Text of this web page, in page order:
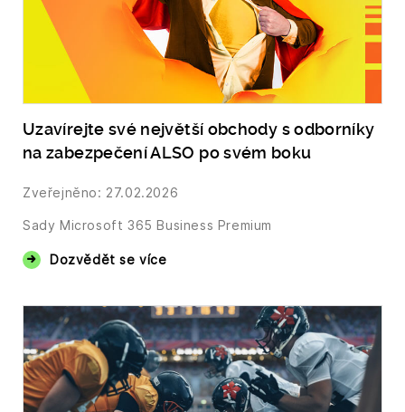
Uzavírejte své největší obchody s odborníky
na zabezpečení ALSO po svém boku
Zveřejněno: 27.02.2026
Sady Microsoft 365 Business Premium
Dozvědět se více